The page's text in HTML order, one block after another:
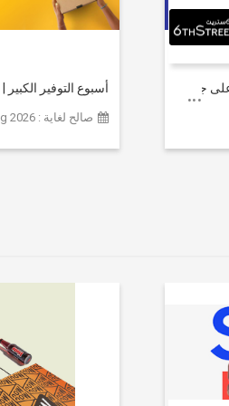
يصل إلى 80% على جميع
أسبوع التوفير
مستلزمات التجميل
صالح لغاية : 30th Aug 2026